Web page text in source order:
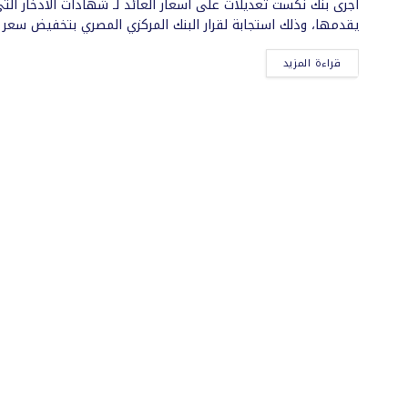
أجرى بنك نكست تعديلات على أسعار العائد لـ شهادات الادخار
يقدمها، وذلك استجابة لقرار البنك المركزي المصري بتخفيض
قراءة المزيد